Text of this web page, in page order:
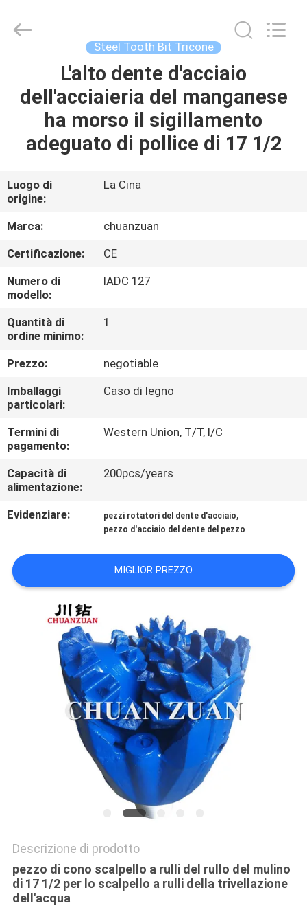
PRODOTTI
NOI
GIRO
DELLA
FABBRICA
CONTROLLO
DI
QUALITÀ
CONTATTICI
NOTIZIE
RICHIEDA
UNA
MAPPA
PRIVACY
Manufacturing
Reserved.
Steel Tooth Bit Tricone
L'alto dente d'acciaio
dell'acciaieria del manganese
ha morso il sigillamento
adeguato di pollice di 17 1/2
Luogo di
origine:
La Cina
Marca:
chuanzuan
Certificazione:
CE
Numero di
modello:
IADC 127
Quantità di
ordine minimo:
1
Prezzo:
negotiable
Imballaggi
particolari:
Caso di legno
Termini di
pagamento:
Western Union, T/T, l/C
Capacità di
alimentazione:
200pcs/years
Evidenziare: pezzi rotatori del dente d'acciaio,
pezzo d'acciaio del dente del pezzo
MIGLIOR PREZZO
Descrizione di prodotto
pezzo di cono scalpello a rulli del rullo del mulino
di 17 1/2 per lo scalpello a rulli della trivellazione
dell'acqua